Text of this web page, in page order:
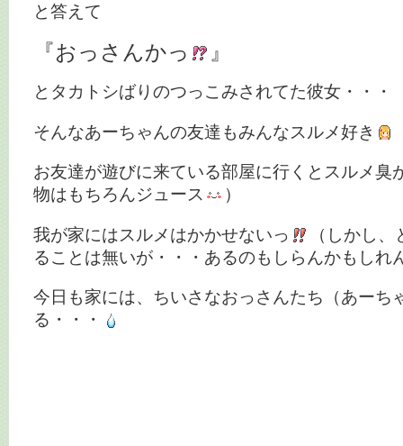
と答えて
『おっさんかっ 』
とタカトシばりのつっこみされてた彼女・・・
そんなあーちゃんの友達もみんなスルメ好き
お友達が遊びに来ている部屋に行くとスルメ臭
物はもちろんジュース
）
我が家にはスルメはかかせないっ
（しかし
ることは無いが・・・あるのもしらんかもしれ
今日も家には、ちいさなおっさんたち（あーち
る・・・